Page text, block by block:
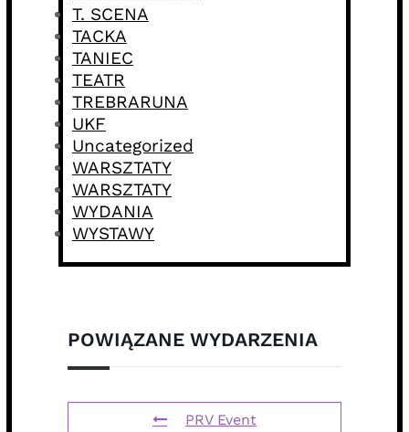
T. SCENA
TACKA
TANIEC
TEATR
TREBRARUNA
UKF
Uncategorized
WARSZTATY
WARSZTATY
WYDANIA
WYSTAWY
POWIĄZANE WYDARZENIA
PRV Event